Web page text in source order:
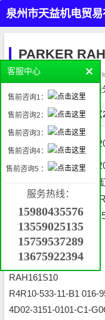
泉州市天益机电贸易
VICKERS）
留
言
本
液
品
动
产
工
动
化
品接
我
PARKER
作者：admin3 , 分类：
请在这里放置你的在
正文 点这评论（
PARKER
PARKER
代理PARKER 派克气
派克导轨代理
专业代理，电话：
QQ:3001030018
MV600S针型阀
RAH161S10
R4R10-533-11-B1 016-
4D02-3151-0101-C1-
客服中心
售前咨询1：
售前咨询2：
售前咨询3：
售前咨询4：
售前咨询5 ：
服务热线：
15980435576
13559025135
15759537289
13675922394